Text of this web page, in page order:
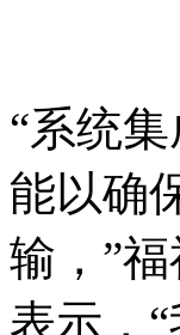
“系统
能以确
输，”
表示，